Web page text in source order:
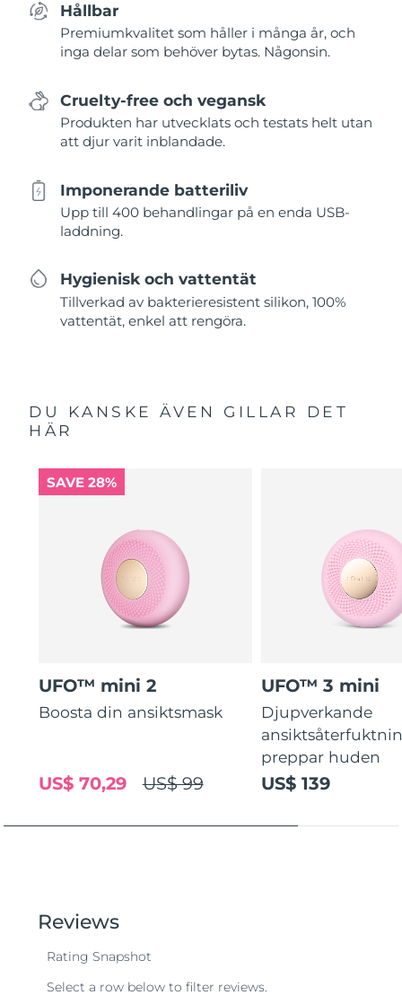
Hållbar
Premiumkvalitet som håller i många år, och
inga delar som behöver bytas. Någonsin.
Cruelty-free och vegansk
Produkten har utvecklats och testats helt utan
att djur varit inblandade.
Imponerande batteriliv
Upp till 400 behandlingar på en enda USB-
laddning.
Hygienisk och vattentät
Tillverkad av bakterieresistent silikon, 100%
vattentät, enkel att rengöra.
DU KANSKE ÄVEN GILLAR DET
HÄR
SAVE 28%
UFO™ mini 2
Boosta din ansiktsmask
US$ 99
US$ 70,29
UFO™ 3 mini
Djupverkande
preppar huden
US$ 139